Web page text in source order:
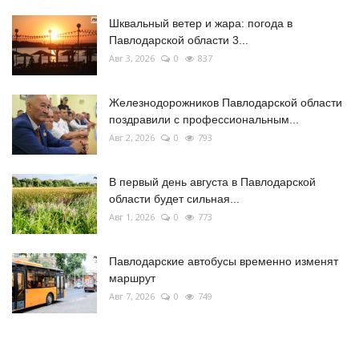
Шквальный ветер и жара: погода в
Павлодарской области 3...
Авг 3, 2026 0 837
Железнодорожников Павлодарской области
поздравили с профессиональным...
Авг 2, 2026 0 793
В первый день августа в Павлодарской
области будет сильная...
Авг 1, 2026 0 773
Павлодарские автобусы временно изменят
маршрут
Авг 7, 2026 0 749